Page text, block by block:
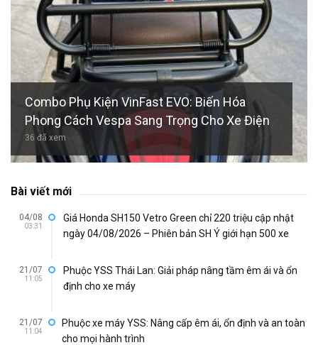
Combo Phụ Kiện VinFast EVO: Biến Hóa
Phong Cách Vespa Sang Trọng Cho Xe Điện
36 đã xem
Bài viết mới
04/08
03:31
Giá Honda SH150 Vetro Green chỉ 220 triệu cập nhật
ngày 04/08/2026 – Phiên bản SH Ý giới hạn 500 xe
21/07
11:05
Phuộc YSS Thái Lan: Giải pháp nâng tầm êm ái và ổn
định cho xe máy
21/07
11:04
Phuộc xe máy YSS: Nâng cấp êm ái, ổn định và an toàn
cho mọi hành trình